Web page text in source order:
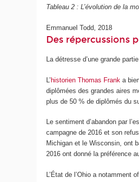
Tableau 2 : L’évolution de la
Emmanuel Todd, 2018
Des répercussions
La détresse d’une grande
L’historien Thomas Frank a
diplômées des grandes aires
plus de 50 % de diplômés du
Le sentiment d’abandon par
campagne de 2016 et son
Michigan et le Wisconsin, ont
2016 ont donné la préférence
L’État de l’Ohio a notamment